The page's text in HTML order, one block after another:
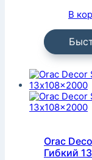
В
Orac
Гибкий